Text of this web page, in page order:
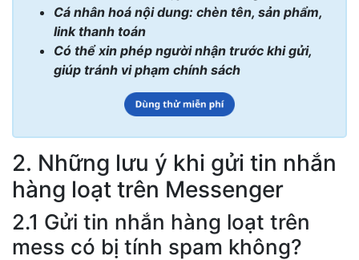
Cá nhân hoá nội dung: chèn tên, sản phẩm,
link thanh toán
Có thể xin phép người nhận trước khi gửi,
giúp tránh vi phạm chính sách
2. Những lưu ý khi gửi tin nhắn
hàng loạt trên Messenger
2.1 Gửi tin nhắn hàng loạt trên
mess có bị tính spam không?